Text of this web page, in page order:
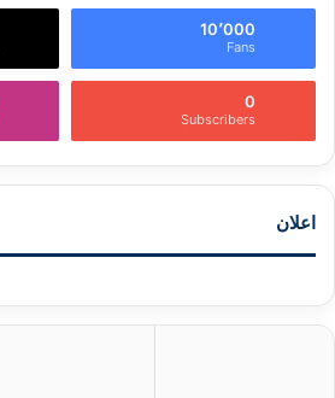
10٬000
Fans
0
Subscribers
اعلان